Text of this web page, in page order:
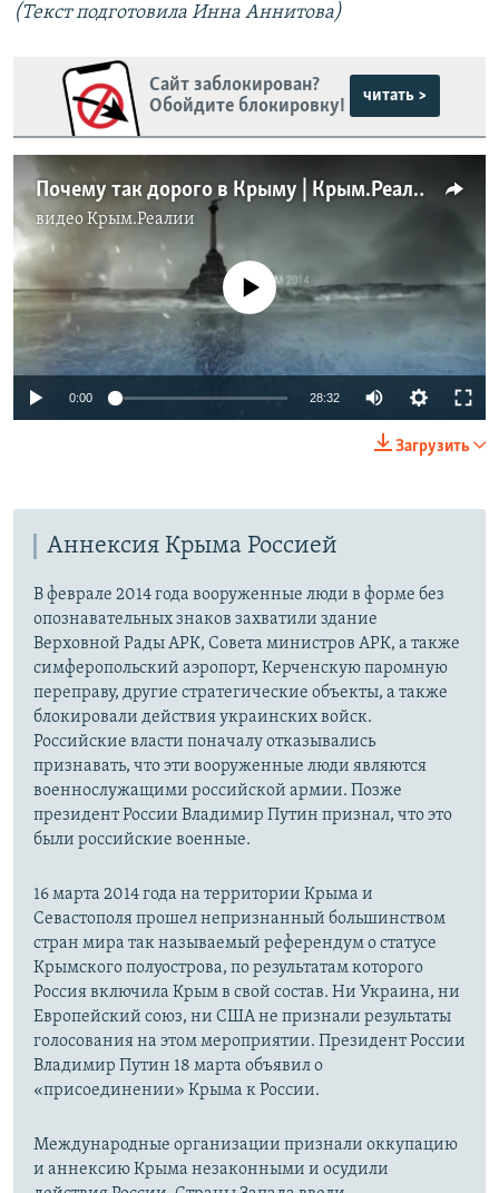
(Текст подготовила Инна Аннитова)
Сайт заблокирован?
Обойдите блокировку!
читать >
Почему так дорого в Крыму | Крым.Реалии ТВ (видео)
видеоКрым.Реалии
Auto 240p 360p 480p
No media source currently available
0:00 28:32
240p
480p
Загрузить
Аннексия Крыма Россией
В феврале 2014 года вооруженные люди в форме без
опознавательных знаков захватили здание
Верховной Рады АРК, Совета министров АРК, а также
симферопольский аэропорт, Керченскую паромную
переправу, другие стратегические объекты, а также
блокировали действия украинских войск.
Российские власти поначалу отказывались
признавать, что эти вооруженные люди являются
военнослужащими российской армии. Позже
президент России Владимир Путин признал, что это
были российские военные.
16 марта 2014 года на территории Крыма и
Севастополя прошел непризнанный большинством
стран мира так называемый референдум о статусе
Крымского полуострова, по результатам которого
Россия включила Крым в свой состав. Ни Украина, ни
Европейский союз, ни США не признали результаты
голосования на этом мероприятии. Президент России
Владимир Путин 18 марта объявил о
«присоединении» Крыма к России.
Международные организации признали оккупацию
и аннексию Крыма незаконными и осудили